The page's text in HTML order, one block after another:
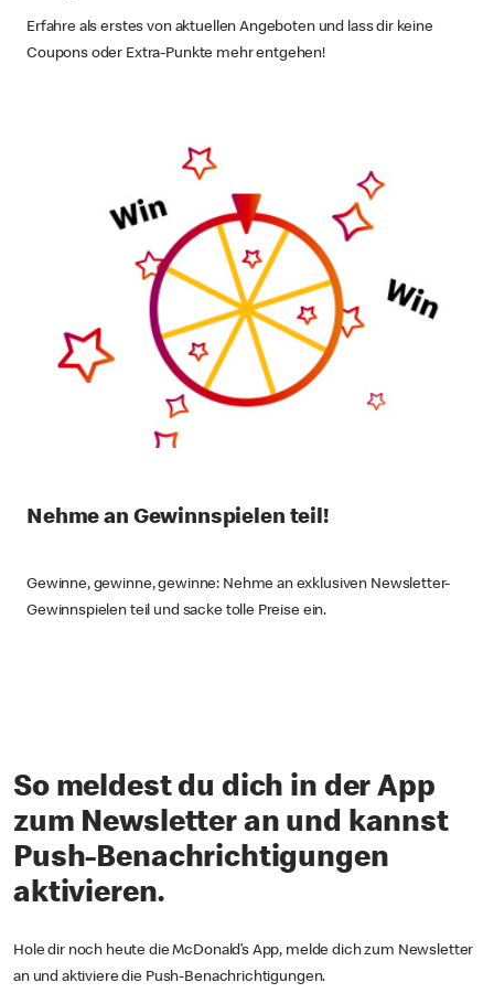
Erfahre als erstes von aktuellen Angeboten und lass dir keine
Coupons oder Extra-Punkte mehr entgehen!
Nehme an Gewinnspielen teil!
Gewinne, gewinne, gewinne: Nehme an exklusiven Newsletter-
Gewinnspielen teil und sacke tolle Preise ein.
So meldest du dich in der App
zum Newsletter an und kannst
Push-Benachrichtigungen
aktivieren.
Hole dir noch heute die McDonald’s App, melde dich zum Newsletter
an und aktiviere die Push-Benachrichtigungen.